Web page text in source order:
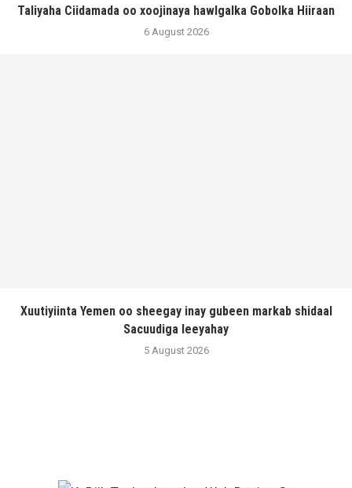
Taliyaha Ciidamada oo xoojinaya hawlgalka Gobolka Hiiraan
6 August 2026
Xuutiyiinta Yemen oo sheegay inay gubeen markab shidaal
Sacuudiga leeyahay
5 August 2026